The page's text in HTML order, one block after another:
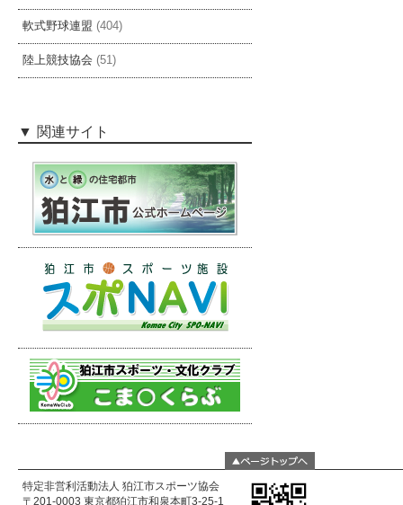
軟式野球連盟 (404)
陸上競技協会 (51)
関連サイト
特定非営利活動法人 狛江市スポーツ協会
〒201-0003 東京都狛江市和泉本町3-25-1